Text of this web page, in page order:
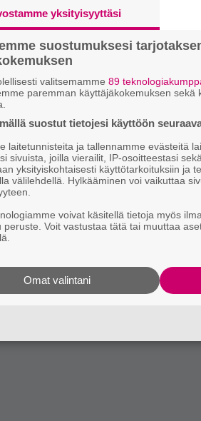
Tonyn uransa aikana.
yksityisyyttäsi
suostumuksesi
valitsemamme 89
paremman käyttäjäkokemuksen sekä
suostut tietojesi käyttöön
laitetunnisteita ja tallennamme evästeitä
sivuista, joilla vierailit, IP-osoitteestasi
yksityiskohtaisesti käyttötarkoituksiin ja
välilehdellä. Hylkääminen voi vaikuttaa
voivat käsitellä tietoja myös
peruste. Voit vastustaa tätä tai muuttaa
Omat valintani